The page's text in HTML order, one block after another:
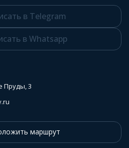
в Telegram
в Whatsapp
Пруды, 3
маршрут